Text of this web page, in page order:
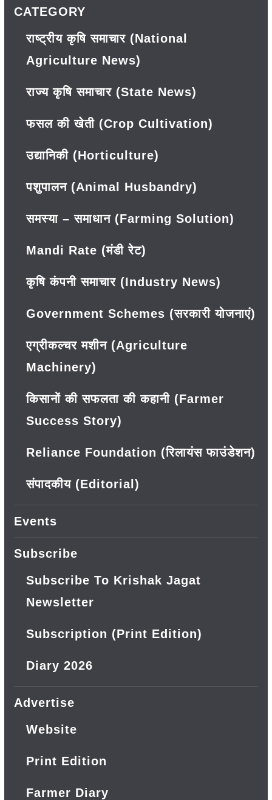
CATEGORY
राष्ट्रीय कृषि समाचार (National
Agriculture News)
राज्य कृषि समाचार (State News)
फसल की खेती (Crop Cultivation)
उद्यानिकी (Horticulture)
पशुपालन (Animal Husbandry)
समस्या – समाधान (Farming Solution)
Mandi Rate (मंडी रेट)
कृषि कंपनी समाचार (Industry News)
Government Schemes (सरकारी योजनाएं)
एग्रीकल्चर मशीन (Agriculture
Machinery)
किसानों की सफलता की कहानी (Farmer
Success Story)
Reliance Foundation (रिलायंस फाउंडेशन)
संपादकीय (Editorial)
Events
Subscribe
Subscribe To Krishak Jagat
Newsletter
Subscription (Print Edition)
Diary 2026
Advertise
Website
Print Edition
Farmer Diary